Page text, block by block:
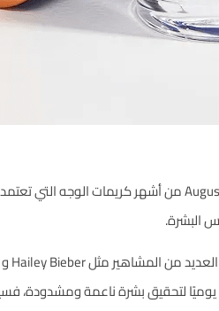
البشرة.
لتحقيق بشرة ناعمة ومشدودة،